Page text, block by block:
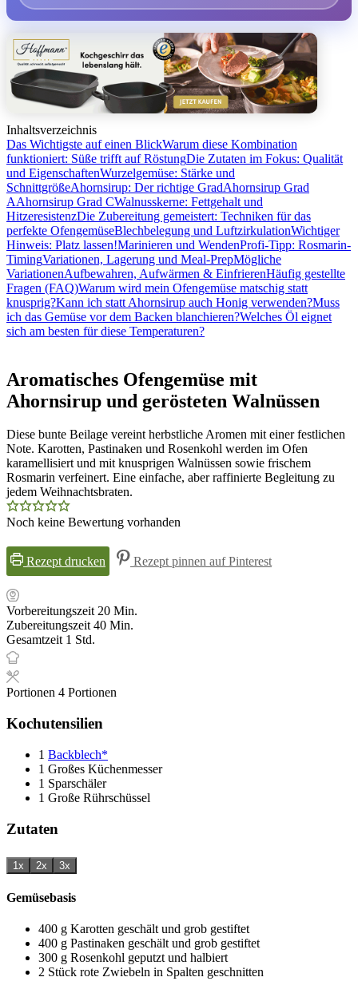
Inhaltsverzeichnis
Das Wichtigste auf einen BlickWarum diese Kombination
funktioniert: Süße trifft auf RöstungDie Zutaten im Fokus: Qualität
und EigenschaftenWurzelgemüse: Stärke und
SchnittgrößeAhornsirup: Der richtige GradAhornsirup Grad
AAhornsirup Grad CWalnusskerne: Fettgehalt und
HitzeresistenzDie Zubereitung gemeistert: Techniken für das
perfekte OfengemüseBlechbelegung und LuftzirkulationWichtiger
Hinweis: Platz lassen!Marinieren und WendenProfi-Tipp: Rosmarin-
TimingVariationen, Lagerung und Meal-PrepMögliche
VariationenAufbewahren, Aufwärmen & EinfrierenHäufig gestellte
Fragen (FAQ)Warum wird mein Ofengemüse matschig statt
knusprig?Kann ich statt Ahornsirup auch Honig verwenden?Muss
ich das Gemüse vor dem Backen blanchieren?Welches Öl eignet
sich am besten für diese Temperaturen?
Aromatisches Ofengemüse mit
Ahornsirup und gerösteten Walnüssen
Diese bunte Beilage vereint herbstliche Aromen mit einer festlichen
Note. Karotten, Pastinaken und Rosenkohl werden im Ofen
karamellisiert und mit knusprigen Walnüssen sowie frischem
Rosmarin verfeinert. Eine einfache, aber raffinierte Begleitung zu
jedem Weihnachtsbraten.
Noch keine Bewertung vorhanden
Rezept drucken Rezept pinnen auf Pinterest
Vorbereitungszeit20Minuten
Min.
Zubereitungszeit40Minuten
Min.
Gesamtzeit 1 Stunde
Std.
Portionen 4 Portionen
Kochutensilien
1 Backblech*
1 Großes Küchenmesser
1 Sparschäler
1 Große Rührschüssel
Zutaten
1x 2x 3x
Gemüsebasis
400 g Karotten geschält und grob gestiftet
400 g Pastinaken geschält und grob gestiftet
300 g Rosenkohl geputzt und halbiert
2 Stück rote Zwiebeln in Spalten geschnitten